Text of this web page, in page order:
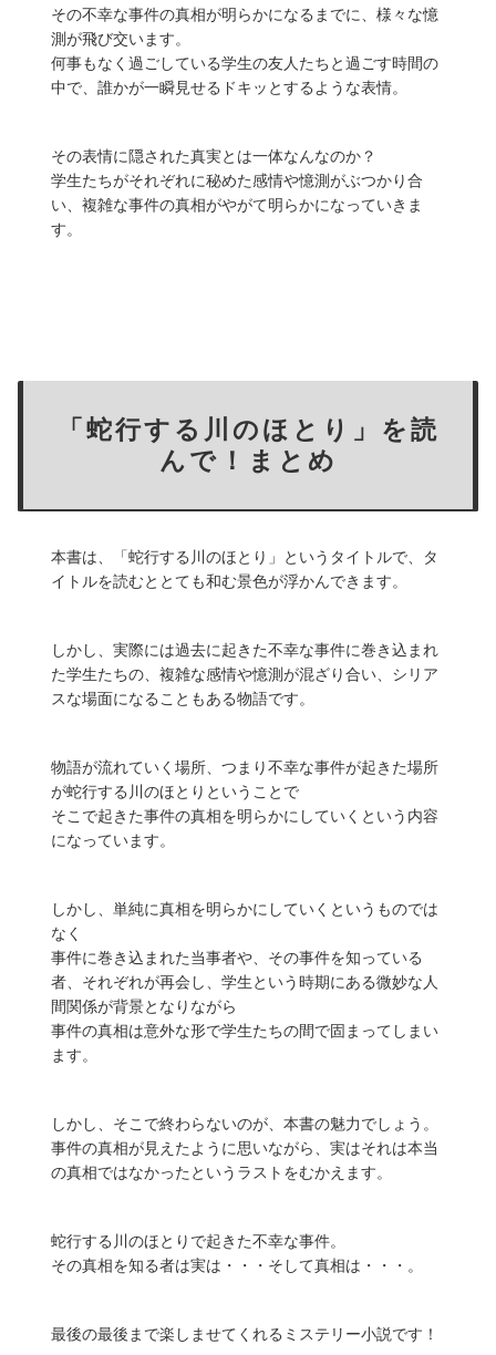
その不幸な事件の真相が明らかになるまでに、様々な憶
測が飛び交います。
何事もなく過ごしている学生の友人たちと過ごす時間の
中で、誰かが一瞬見せるドキッとするような表情。
その表情に隠された真実とは一体なんなのか？
学生たちがそれぞれに秘めた感情や憶測がぶつかり合
い、複雑な事件の真相がやがて明らかになっていきま
す。
「蛇行する川のほとり」を読
んで！まとめ
本書は、「蛇行する川のほとり」というタイトルで、タ
イトルを読むととても和む景色が浮かんできます。
しかし、実際には過去に起きた不幸な事件に巻き込まれ
た学生たちの、複雑な感情や憶測が混ざり合い、シリア
スな場面になることもある物語です。
物語が流れていく場所、つまり不幸な事件が起きた場所
が蛇行する川のほとりということで
そこで起きた事件の真相を明らかにしていくという内容
になっています。
しかし、単純に真相を明らかにしていくというものでは
なく
事件に巻き込まれた当事者や、その事件を知っている
者、それぞれが再会し、学生という時期にある微妙な人
間関係が背景となりながら
事件の真相は意外な形で学生たちの間で固まってしまい
ます。
しかし、そこで終わらないのが、本書の魅力でしょう。
事件の真相が見えたように思いながら、実はそれは本当
の真相ではなかったというラストをむかえます。
蛇行する川のほとりで起きた不幸な事件。
その真相を知る者は実は・・・そして真相は・・・。
最後の最後まで楽しませてくれるミステリー小説です！